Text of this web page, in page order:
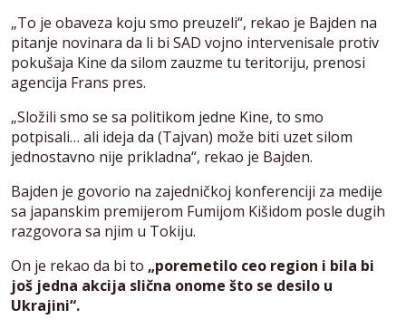
„To je obaveza koju smo preuzeli“, rekao je Bajden na
pitanje novinara da li bi SAD vojno intervenisale protiv
pokušaja Kine da silom zauzme tu teritoriju, prenosi
agencija Frans pres.
„Složili smo se sa politikom jedne Kine, to smo
potpisali… ali ideja da (Tajvan) može biti uzet silom
jednostavno nije prikladna“, rekao je Bajden.
Bajden je govorio na zajedničkoj konferenciji za medije
sa japanskim premijerom Fumijom Kišidom posle dugih
razgovora sa njim u Tokiju.
On je rekao da bi to „poremetilo ceo region i bila bi
još jedna akcija slična onome što se desilo u
Ukrajini“.